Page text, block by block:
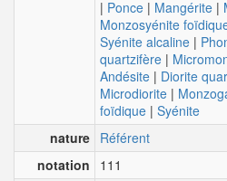
| Ponce | Mangérite |
Monzosyénite
Syénite alcaline |
quartzifère |
Andésite | Diorite
Microdiorite |
foïdique | Syénite
nature Référent
notation
111